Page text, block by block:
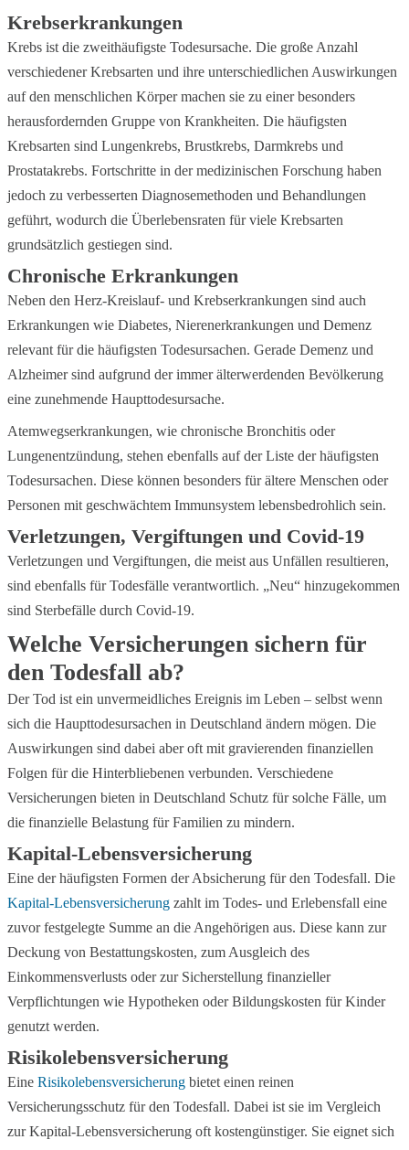
Krebserkrankungen
Krebs ist die zweithäufigste Todesursache. Die große Anzahl
verschiedener Krebsarten und ihre unterschiedlichen Auswirkungen
auf den menschlichen Körper machen sie zu einer besonders
herausfordernden Gruppe von Krankheiten. Die häufigsten
Krebsarten sind Lungenkrebs, Brustkrebs, Darmkrebs und
Prostatakrebs. Fortschritte in der medizinischen Forschung haben
jedoch zu verbesserten Diagnosemethoden und Behandlungen
geführt, wodurch die Überlebensraten für viele Krebsarten
grundsätzlich gestiegen sind.
Chronische Erkrankungen
Neben den Herz-Kreislauf- und Krebserkrankungen sind auch
Erkrankungen wie Diabetes, Nierenerkrankungen und Demenz
relevant für die häufigsten Todesursachen. Gerade Demenz und
Alzheimer sind aufgrund der immer älterwerdenden Bevölkerung
eine zunehmende Haupttodesursache.
Atemwegserkrankungen, wie chronische Bronchitis oder
Lungenentzündung, stehen ebenfalls auf der Liste der häufigsten
Todesursachen. Diese können besonders für ältere Menschen oder
Personen mit geschwächtem Immunsystem lebensbedrohlich sein.
Verletzungen, Vergiftungen und Covid-19
Verletzungen und Vergiftungen, die meist aus Unfällen resultieren,
sind ebenfalls für Todesfälle verantwortlich. „Neu“ hinzugekommen
sind Sterbefälle durch Covid-19.
Welche Versicherungen sichern für
den Todesfall ab?
Der Tod ist ein unvermeidliches Ereignis im Leben – selbst wenn
sich die Haupttodesursachen in Deutschland ändern mögen. Die
Auswirkungen sind dabei aber oft mit gravierenden finanziellen
Folgen für die Hinterbliebenen verbunden. Verschiedene
Versicherungen bieten in Deutschland Schutz für solche Fälle, um
die finanzielle Belastung für Familien zu mindern.
Kapital-Lebensversicherung
Eine der häufigsten Formen der Absicherung für den Todesfall. Die
Kapital-Lebensversicherung zahlt im Todes- und Erlebensfall eine
zuvor festgelegte Summe an die Angehörigen aus. Diese kann zur
Deckung von Bestattungskosten, zum Ausgleich des
Einkommensverlusts oder zur Sicherstellung finanzieller
Verpflichtungen wie Hypotheken oder Bildungskosten für Kinder
genutzt werden.
Risikolebensversicherung
Eine Risikolebensversicherung bietet einen reinen
Versicherungsschutz für den Todesfall. Dabei ist sie im Vergleich
zur Kapital-Lebensversicherung oft kostengünstiger. Sie eignet sich